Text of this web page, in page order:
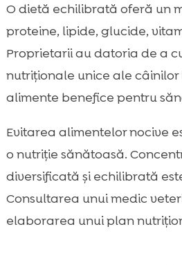
O dietă echilibrată oferă un
proteine, lipide, glucide,
Proprietarii au datoria de a
nutriționale unice ale
alimente benefice pentru
Evitarea alimentelor nocive
o nutriție sănătoasă.
diversificată și echilibrată
Consultarea unui medic
elaborarea unui plan